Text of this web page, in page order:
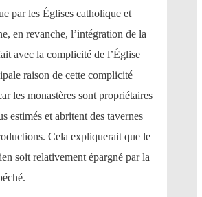
par les Églises catholique et
en revanche, l’intégration de la
avec la complicité de l’Église
raison de cette complicité
les monastères sont propriétaires
estimés et abritent des tavernes
Cela expliquerait que le
soit relativement épargné par la